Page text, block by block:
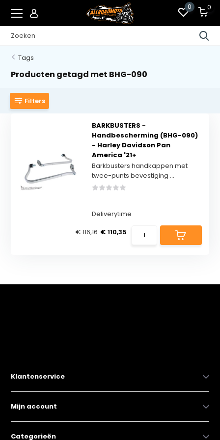
0 0
Tags
Producten getagd met BHG-090
Filters
BARKBUSTERS -
Handbescherming (BHG-090)
- Harley Davidson Pan
America '21+
Barkbusters handkappen met
twee-punts bevestiging ...
Deliverytime
€ 116,16 € 110,35
Klantenservice
Mijn account
Categorieën